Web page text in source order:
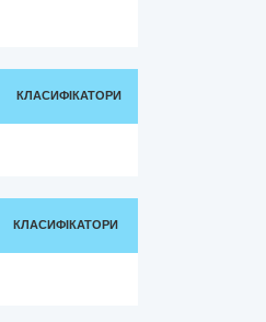
КЛАСИФІКАТОРИ
КЛАСИФІКАТОРИ